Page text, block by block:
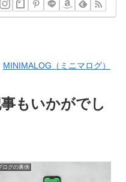
MINIMALOG（ミニマログ）
もいかがでし
ログの裏側